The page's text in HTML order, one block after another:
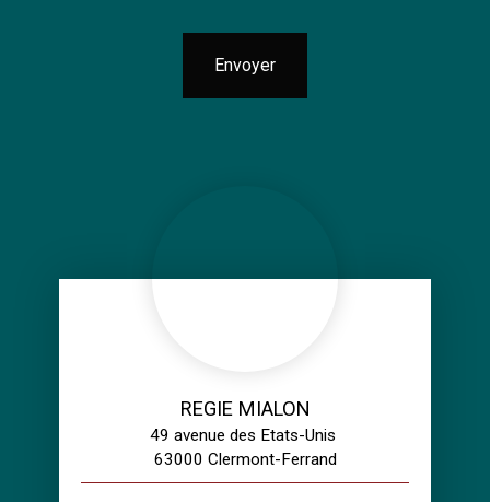
Envoyer
REGIE MIALON
49 avenue des Etats-Unis
63000 Clermont-Ferrand